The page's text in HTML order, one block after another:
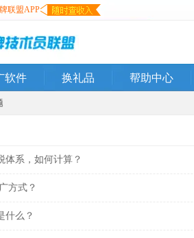
联盟APP
软件 换礼品 帮助中心
体系，如何计算？
方式？
什么？